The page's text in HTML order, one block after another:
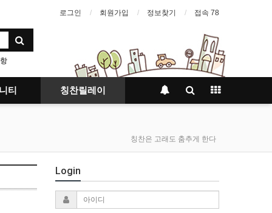
로그인 회원가입 정보찾기 접속 78
티 칭찬릴레이
칭찬은 고래도 춤추게 한다
Login